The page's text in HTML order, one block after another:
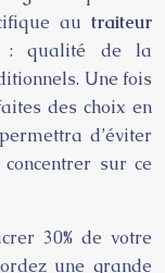
au traiteur
: qualité de la
Une fois
des choix en
d’éviter
sur ce
30% de votre
une grande